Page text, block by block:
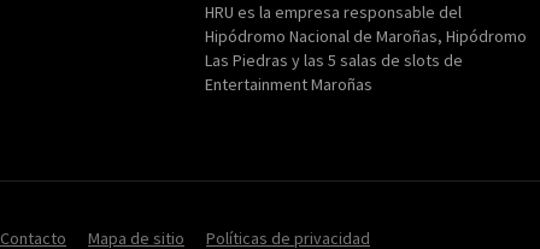
HRU es la empresa responsable del
Hipódromo Nacional de Maroñas, Hipódromo
Las Piedras y las 5 salas de slots de
Entertainment Maroñas
Contacto Mapa de sitio Políticas de privacidad